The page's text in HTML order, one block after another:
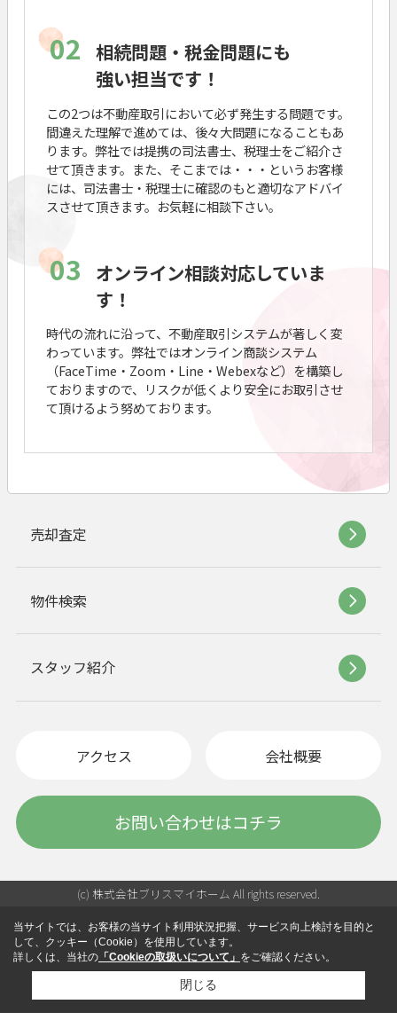
02 相続問題・税金問題にも
強い担当です！
この2つは不動産取引において必ず発生する問題です。
間違えた理解で進めては、後々大問題になることもあ
ります。弊社では提携の司法書士、税理士をご紹介さ
せて頂きます。また、そこまでは・・・というお客様
には、司法書士・税理士に確認のもと適切なアドバイ
スさせて頂きます。お気軽に相談下さい。
03
オンライン相談対応していま
す！
時代の流れに沿って、不動産取引システムが著しく変
わっています。弊社ではオンライン商談システム
（FaceTime・Zoom・Line・Webexなど）を構築し
ておりますので、リスクが低くより安全にお取引させ
て頂けるよう努めております。
売却査定
物件検索
スタッフ紹介
アクセス 会社概要
お問い合わせはコチラ
(c) 株式会社ブリスマイホーム All rights reserved.
当サイトでは、お客様の当サイト利用状況把握、サービス向上検討を目的と
して、クッキー（Cookie）を使用しています。
詳しくは、当社の 「Cookieの取扱いについて」 をご確認ください。
閉じる